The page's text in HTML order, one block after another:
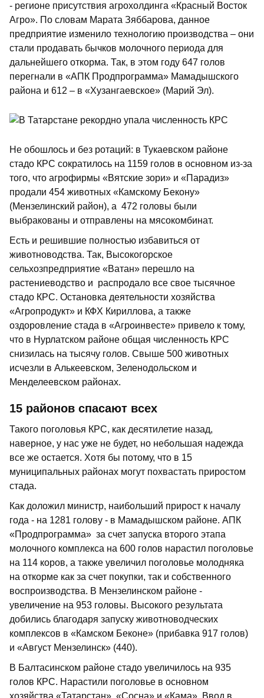
- регионе присутствия агрохолдинга «Красный Восток
Агро». По словам Марата Зяббарова, данное
предприятие изменило технологию производства – они
стали продавать бычков молочного периода для
дальнейшего откорма. Так, в этом году 647 голов
перегнали в «АПК Продпрограмма» Мамадышского
района и 612 – в «Хузангаевское» (Марий Эл).
Не обошлось и без ротаций: в Тукаевском районе
стадо КРС сократилось на 1159 голов в основном из-за
того, что агрофирмы «Вятские зори» и «Парадиз»
продали 454 животных «Камскому Бекону»
(Мензелинский район), а 472 головы были
выбракованы и отправлены на мясокомбинат.
Есть и решившие полностью избавиться от
животноводства. Так, Высокогорское
сельхозпредприятие «Ватан» перешло на
растениеводство и распродало все свое тысячное
стадо КРС. Остановка деятельности хозяйства
«Агропродукт» и КФХ Кириллова, а также
оздоровление стада в «Агроинвесте» привело к тому,
что в Нурлатском районе общая численность КРС
снизилась на тысячу голов. Свыше 500 животных
исчезли в Алькеевском, Зеленодольском и
Менделеевском районах.
15 районов спасают всех
Такого поголовья КРС, как десятилетие назад,
наверное, у нас уже не будет, но небольшая надежда
все же остается. Хотя бы потому, что в 15
муниципальных районах могут похвастать приростом
стада.
Как доложил министр, наибольший прирост к началу
года - на 1281 голову - в Мамадышском районе. АПК
«Продпрограмма» за счет запуска второго этапа
молочного комплекса на 600 голов нарастил поголовье
на 114 коров, а также увеличил поголовье молодняка
на откорме как за счет покупки, так и собственного
воспроизводства. В Мензелинском районе -
увеличение на 953 головы. Высокого результата
добились благодаря запуску животноводческих
комплексов в «Камском Беконе» (прибавка 917 голов)
и «Август Мензелинск» (440).
В Балтасинском районе стадо увеличилось на 935
голов КРС. Нарастили поголовье в основном
хозяйства «Татарстан», «Сосна» и «Кама». Ввод в